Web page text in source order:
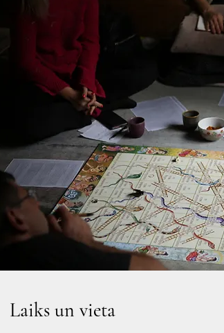
Laiks un vieta